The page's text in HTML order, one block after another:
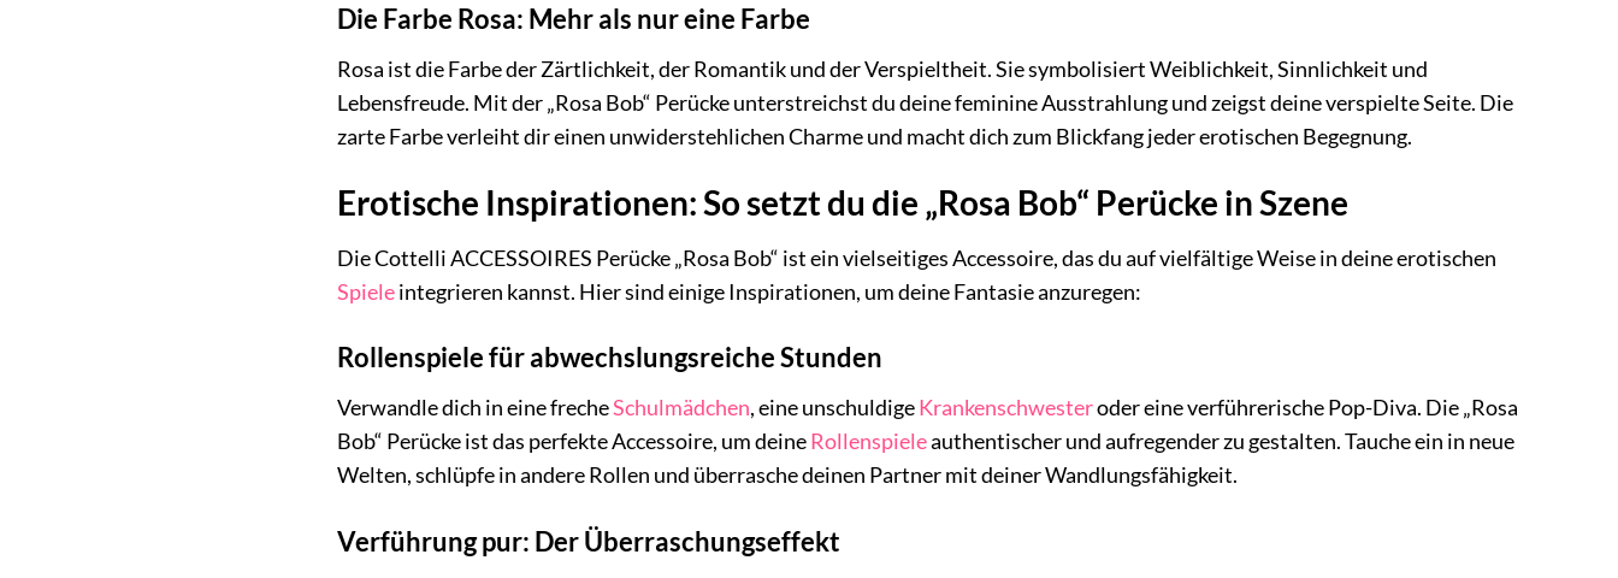
Die Farbe Rosa: Mehr als nur eine Farbe
Rosa ist die Farbe der Zärtlichkeit, der Romantik und der Verspieltheit. Sie symbolisiert Weiblichkeit, Sinnlichkeit und
Lebensfreude. Mit der „Rosa Bob“ Perücke unterstreichst du deine feminine Ausstrahlung und zeigst deine verspielte Seite. Die
zarte Farbe verleiht dir einen unwiderstehlichen Charme und macht dich zum Blickfang jeder erotischen Begegnung.
Erotische Inspirationen: So setzt du die „Rosa Bob“ Perücke in Szene
Die Cottelli ACCESSOIRES Perücke „Rosa Bob“ ist ein vielseitiges Accessoire, das du auf vielfältige Weise in deine erotischen
Spieleintegrieren kannst. Hier sind einige Inspirationen, um deine Fantasie anzuregen:
Rollenspiele für abwechslungsreiche Stunden
Verwandle dich in eine frecheSchulmädchen, eine unschuldigeKrankenschwesteroder eine verführerische Pop-Diva. Die „Rosa
Bob“ Perücke ist das perfekte Accessoire, um deineRollenspieleauthentischer und aufregender zu gestalten. Tauche ein in neue
Welten, schlüpfe in andere Rollen und überrasche deinen Partner mit deiner Wandlungsfähigkeit.
Verführung pur: Der Überraschungseffekt